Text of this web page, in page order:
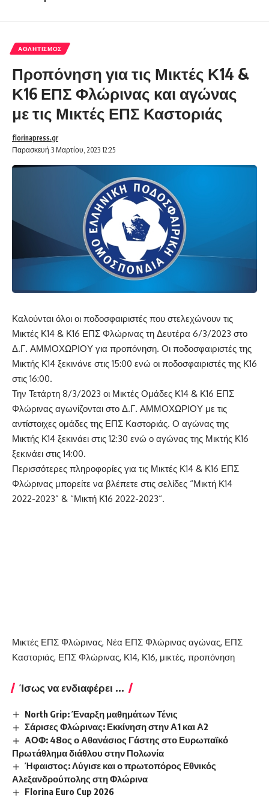
ΑΘΛΗΤΙΣΜΌΣ
Προπόνηση για τις Μικτές Κ14 &
Κ16 ΕΠΣ Φλώρινας και αγώνας
με τις Μικτές ΕΠΣ Καστοριάς
Παρασκευή 3 Μαρτίου, 2023 12:25
florinapress.gr
Καλούνται όλοι οι ποδοσφαιριστές που στελεχώνουν τις
Μικτές Κ14 & Κ16 ΕΠΣ Φλώρινας τη Δευτέρα 6/3/2023 στο
Δ.Γ. ΑΜΜΟΧΩΡΙΟΥ για προπόνηση. Οι ποδοσφαιριστές της
Μικτής Κ14 ξεκινάνε στις 15:00 ενώ οι ποδοσφαιριστές της Κ16
στις 16:00.
Την Τετάρτη 8/3/2023 οι Μικτές Ομάδες Κ14 & Κ16 ΕΠΣ
Φλώρινας αγωνίζονται στο Δ.Γ. ΑΜΜΟΧΩΡΙΟΥ με τις
αντίστοιχες ομάδες της ΕΠΣ Καστοριάς. Ο αγώνας της
Μικτής Κ14 ξεκινάει στις 12:30 ενώ ο αγώνας της Μικτής Κ16
ξεκινάει στις 14:00.
Περισσότερες πληροφορίες για τις Μικτές Κ14 & Κ16 ΕΠΣ
Φλώρινας μπορείτε να βλέπετε στις σελίδες “Μικτή Κ14
2022-2023” & “Μικτή Κ16 2022-2023“.
Κατηγορίες
Μικτές ΕΠΣ Φλώρινας, Νέα ΕΠΣ Φλώρινας Ετικέτες
αγώνας, ΕΠΣ
Καστοριάς, ΕΠΣ Φλώρινας, Κ14, Κ16, μικτές, προπόνηση
Ίσως να ενδιαφέρει ...
North Grip: Έναρξη μαθημάτων Τένις
Σάρισες Φλώρινας: Εκκίνηση στην Α1 και Α2
ΑΟΦ: 48ος ο Αθανάσιος Γάστης στο Ευρωπαϊκό
Πρωτάθλημα διάθλου στην Πολωνία
Ήφαιστος: Λύγισε και ο πρωτοπόρος Εθνικός
Αλεξανδρούπολης στη Φλώρινα
Florina Euro Cup 2026